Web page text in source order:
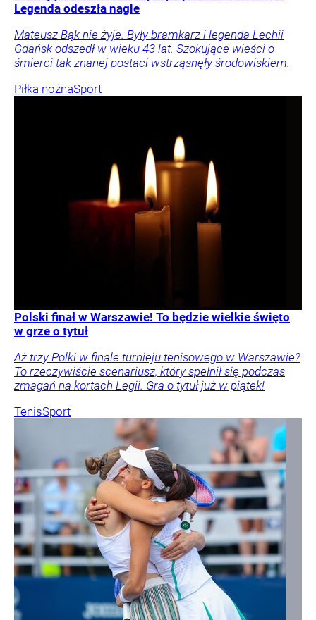
Legenda odeszła nagle
Mateusz Bąk nie żyje. Były bramkarz i legenda Lechii
Gdańsk odszedł w wieku 43 lat. Szokujące wieści o
śmierci tak znanej postaci wstrząsnęły środowiskiem.
Piłka nożnaSport
Polski finał w Warszawie! To będzie wielkie święto
w grze o tytuł
Aż trzy Polki w finale turnieju tenisowego w Warszawie?
To rzeczywiście scenariusz, który spełnił się podczas
zmagań na kortach Legii. Gra o tytuł już w piątek!
TenisSport